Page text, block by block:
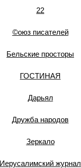
22
©оюз писателей
Бельские просторы
ГОСТИНАЯ
Дарьял
Дружба народов
Зеркало
Иерусалимский журнал